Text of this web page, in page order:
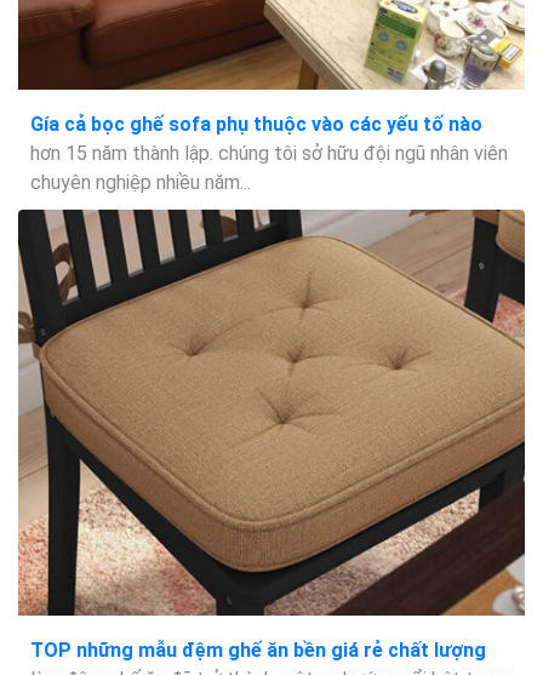
Gía cả bọc ghế sofa phụ thuộc vào các yếu tố nào
hơn 15 năm thành lập. chúng tôi sở hữu đội ngũ nhân viên
chuyên nghiệp nhiều năm...
TOP những mẫu đệm ghế ăn bền giá rẻ chất lượng